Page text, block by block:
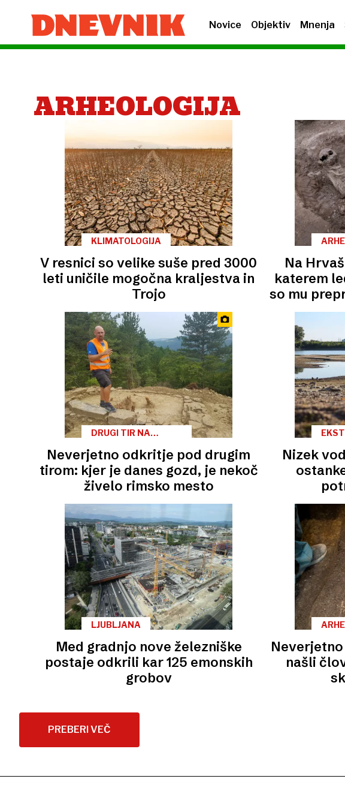
Novice Objektiv Mnenja
ARHEOLOGIJA
KLIMATOLOGIJA
V resnici so velike suše pred 3000
leti uničile mogočna kraljestva in
Trojo
Na
katerem
so mu
DRUGI TIR NA
Neverjetno odkritje pod drugim
tirom: kjer je danes gozd, je nekoč
živelo rimsko mesto
Nizek
LJUBLJANA
Med gradnjo nove železniške
postaje odkrili kar 125 emonskih
grobov
našli
PREBERI VEČ